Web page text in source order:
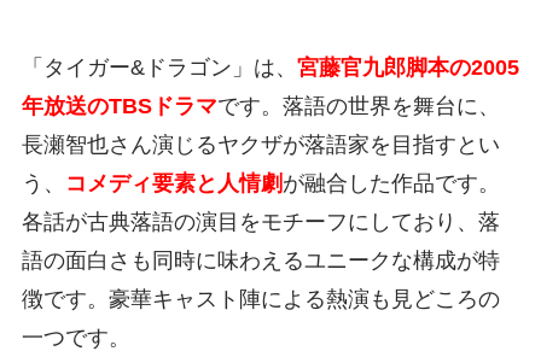
「タイガー&ドラゴン」は、 宮藤官九郎脚本の2005
年放送のTBSドラマです。落語の世界を舞台に、
長瀬智也さん演じるヤクザが落語家を目指すとい
う、
コメディ要素と人情劇 が融合した作品です。
各話が古典落語の演目をモチーフにしており、落
語の面白さも同時に味わえるユニークな構成が特
徴です。豪華キャスト陣による熱演も見どころの
一つです。